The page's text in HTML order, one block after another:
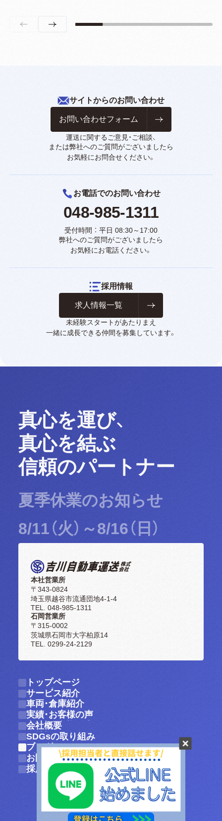
サイトからのお問い合わせ
お問い合わせフォーム
運送に関するご意見・ご相談、
または弊社へのご質問がございましたら
お気軽にお問合せください。
お電話でのお問い合わせ
048-985-1311
受付時間 ： 平日 08:30～17:00
弊社へのご質問がございましたら
お気軽にお電話ください。
採用情報
求人情報一覧
未経験スタートがあたりまえ
一緒に成長できる仲間を募集しています。
本社営業所
〒343-0824
埼玉県越谷市流通団地4-1-4
TEL. 048-985-1311
石岡営業所
〒315-0002
茨城県石岡市大字柏原14
TEL. 0299-24-2129
真心を運び、
真心を結ぶ
信頼のパートナー
夏季休業のお知らせ
8/11（火）～8/16（日）
トップページ
トップページ
サービス紹介
サービス紹介
車両・倉庫紹介
車両・倉庫紹介
実績・お客様の声
実績・お客様の声
会社概要
会社概要
SDGsの取り組み
SDGsの取り組み
ブログ
ブログ
お問い合わせ
お問い合わせ
採用情報
採用情報
©2026 yoshikawa-transport.co.,ltd.
個人情報保護方針